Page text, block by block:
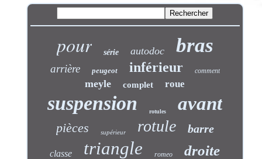
pour série autodoc bras
arrière peugeot inférieur comment
meyle complet roue
suspension rotules avant
pièces supérieur rotule barre
classe triangle romeo droite